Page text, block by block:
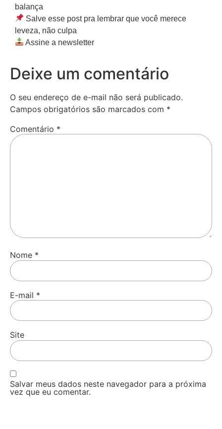
balança
Salve esse post pra lembrar que você merece
leveza, não culpa
Assine a newsletter
Deixe um comentário
O seu endereço de e-mail não será publicado.
Campos obrigatórios são marcados com *
Comentário *
Nome *
E-mail *
Site
Salvar meus dados neste navegador para a próxima
vez que eu comentar.